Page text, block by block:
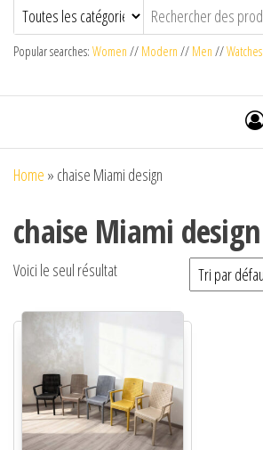
Popular searches: Women // Modern // Men //Watches
Home » chaise Miami design
chaise Miami design
Voici le seul résultat